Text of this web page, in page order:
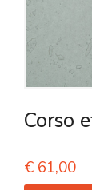
Corso
€ 61,00